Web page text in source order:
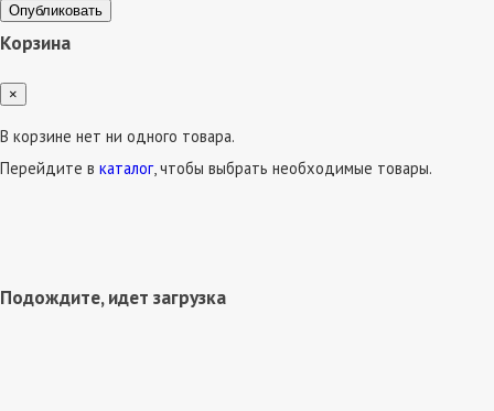
Опубликовать
Корзина
×
В корзине нет ни одного товара.
Перейдите в каталог, чтобы выбрать необходимые товары.
Подождите, идет загрузка